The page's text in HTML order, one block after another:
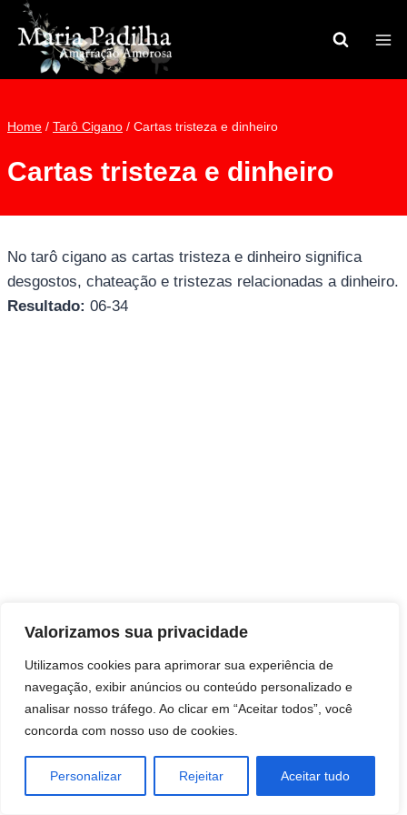
Valorizamos sua privacidade
Utilizamos cookies para aprimorar sua experiência de
navegação, exibir anúncios ou conteúdo personalizado e
analisar nosso tráfego. Ao clicar em “Aceitar todos”, você
concorda com nosso uso de cookies.
Personalizar Rejeitar Aceitar tudo
Pular
para
Conteúdo
Home / Tarô Cigano / Cartas tristeza e dinheiro
Cartas tristeza e dinheiro
No tarô cigano as cartas tristeza e dinheiro significa
desgostos, chateação e tristezas relacionadas a dinheiro.
Resultado: 06-34
Consultas e trabalhos espirituais
Brasil - Santa Catarina - São José